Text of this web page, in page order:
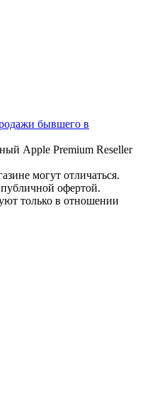
бывшего в
Apple Premium Reseller
могут отличаться.
офертой.
только в отношении